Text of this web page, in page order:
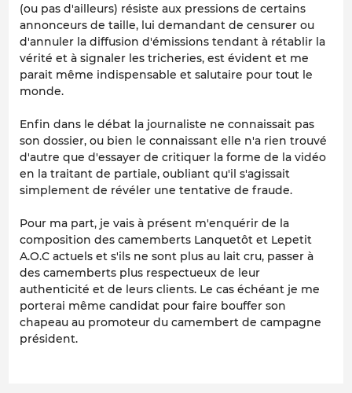
(ou pas d'ailleurs) résiste aux pressions de certains
annonceurs de taille, lui demandant de censurer ou
d'annuler la diffusion d'émissions tendant à rétablir la
vérité et à signaler les tricheries, est évident et me
parait même indispensable et salutaire pour tout le
monde.
Enfin dans le débat la journaliste ne connaissait pas
son dossier, ou bien le connaissant elle n'a rien trouvé
d'autre que d'essayer de critiquer la forme de la vidéo
en la traitant de partiale, oubliant qu'il s'agissait
simplement de révéler une tentative de fraude.
Pour ma part, je vais à présent m'enquérir de la
composition des camemberts Lanquetôt et Lepetit
A.O.C actuels et s'ils ne sont plus au lait cru, passer à
des camemberts plus respectueux de leur
authenticité et de leurs clients. Le cas échéant je me
porterai même candidat pour faire bouffer son
chapeau au promoteur du camembert de campagne
président.